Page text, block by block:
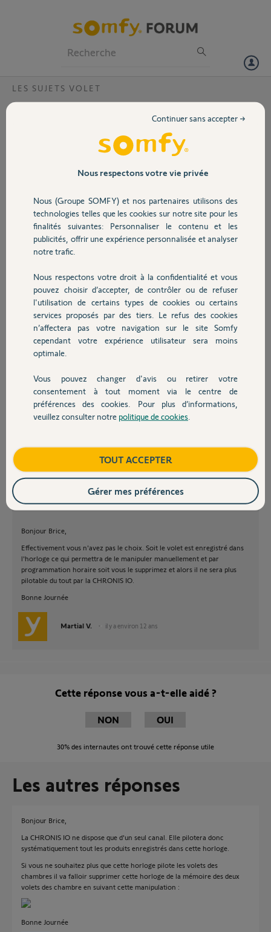
Volet
Sécurité
Domotique
Chauffage
Autres produits
Devis avec un pro
Contact
LES SUJETS VOLET
Chronis io- comment programmer en auto
que certains volets et en laisser d'autres en
n'arrive pas a faire
synchroniser avec mon
horloge de
programmation. Je
chambres) en manuel
mais comment faire ?!?
Il s'agit de la technologie "chronis io" avec horloge de
programmation et interrupteur haut/MY/bas sur chaque volet (voir
photo)
Merci d'avance...
Participer au fil de discussion
Bonjour Brice,
Effectivement vous n'avez pas le choix. Soit le volet est enregistré dans
l'horloge ce qui permettra de le manipuler manuellement et par
programmation horaire soit vous le supprimez et alors il ne sera plus
pilotable du tout par la CHRONIS IO.
Bonne Journée
Martial V. il y a environ 12 ans
Cette réponse vous a-t-elle aidé ?
NON OUI
30% des internautes ont trouvé cette réponse utile
Les autres réponses
Bonjour Brice,
La CHRONIS IO ne dispose que d'un seul canal. Elle pilotera donc
systématiquement tout les produits enregistrés dans cette horloge.
Si vous ne souhaitez plus que cette horloge pilote les volets des
chambres il va falloir supprimer cette horloge de la mémoire des deux
volets des chambre en suivant cette manipulation :
Bonne Journée
Nous respectons votre vie privée
Nous (Groupe SOMFY) et nos partenaires utilisons des
technologies telles que les cookies sur notre site pour les
finalités suivantes: Personnaliser le contenu et les
publicités, offrir une expérience personnalisée et analyser
notre trafic.
Nous respectons votre droit à la confidentialité et vous
pouvez choisir d’accepter, de contrôler ou de refuser
l'utilisation de certains types de cookies ou certains
services proposés par des tiers. Le refus des cookies
n’affectera pas votre navigation sur le site Somfy
cependant votre expérience utilisateur sera moins
optimale.
Vous pouvez changer d'avis ou retirer votre
consentement à tout moment via le centre de
préférences des cookies. Pour plus d’informations,
veuillez consulter notre politique de cookies
Continuer sans accepter →
TOUT ACCEPTER
Gérer mes préférences